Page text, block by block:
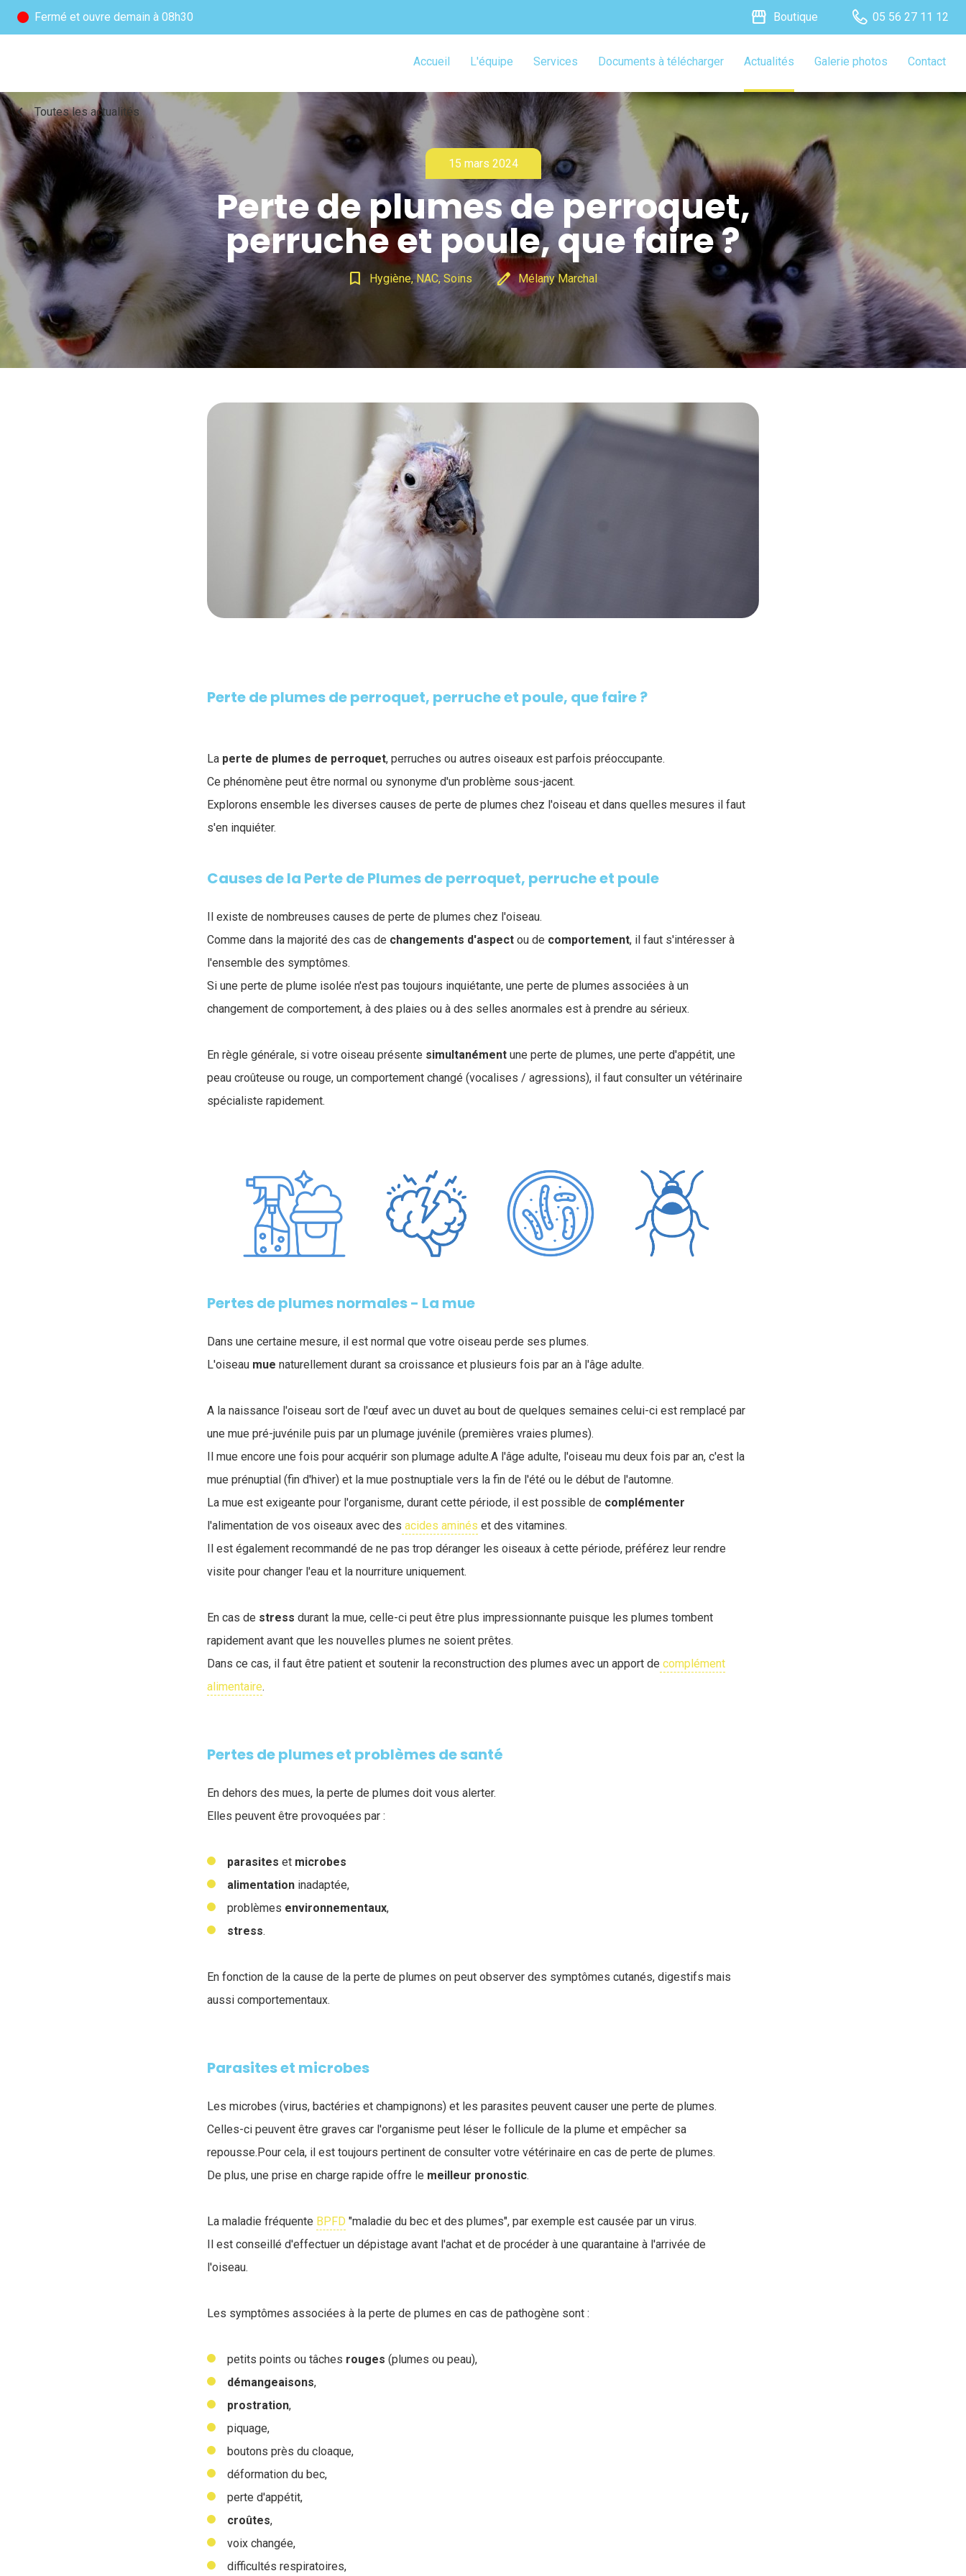
Fermé et ouvre demain à 08h30 storefront Boutique 05 56 27 11 12
Accueil L'équipe Services Documents à télécharger Actualités Galerie photos Contact
chevron_left Toutes les actualités
15 mars 2024
Perte de plumes de perroquet,
perruche et poule, que faire ?
bookmark_border Hygiène, NAC, Soins edit Mélany Marchal
Perte de plumes de perroquet, perruche et poule, que faire ?
La perte de plumes de perroquet, perruches ou autres oiseaux est parfois préoccupante.
Ce phénomène peut être normal ou synonyme d'un problème sous-jacent.
Explorons ensemble les diverses causes de perte de plumes chez l'oiseau et dans quelles mesures il faut
s'en inquiéter.
Causes de la Perte de Plumes de perroquet, perruche et poule
Il existe de nombreuses causes de perte de plumes chez l'oiseau.
Comme dans la majorité des cas de changements d'aspect ou de comportement, il faut s'intéresser à
l'ensemble des symptômes.
Si une perte de plume isolée n'est pas toujours inquiétante, une perte de plumes associées à un
changement de comportement, à des plaies ou à des selles anormales est à prendre au sérieux.
En règle générale, si votre oiseau présente simultanément une perte de plumes, une perte d'appétit, une
peau croûteuse ou rouge, un comportement changé (vocalises / agressions), il faut consulter un vétérinaire
spécialiste rapidement.
Pertes de plumes normales - La mue
Dans une certaine mesure, il est normal que votre oiseau perde ses plumes.
L'oiseau mue naturellement durant sa croissance et plusieurs fois par an à l'âge adulte.
A la naissance l'oiseau sort de l'œuf avec un duvet au bout de quelques semaines celui-ci est remplacé par
une mue pré-juvénile puis par un plumage juvénile (premières vraies plumes).
Il mue encore une fois pour acquérir son plumage adulte.A l'âge adulte, l'oiseau mu deux fois par an, c'est la
mue prénuptial (fin d'hiver) et la mue postnuptiale vers la fin de l'été ou le début de l'automne.
La mue est exigeante pour l'organisme, durant cette période, il est possible de complémenter
l'alimentation de vos oiseaux avec des acides aminés et des vitamines.
Il est également recommandé de ne pas trop déranger les oiseaux à cette période, préférez leur rendre
visite pour changer l'eau et la nourriture uniquement.
En cas de stress durant la mue, celle-ci peut être plus impressionnante puisque les plumes tombent
rapidement avant que les nouvelles plumes ne soient prêtes.
Dans ce cas, il faut être patient et soutenir la reconstruction des plumes avec un apport de complément
alimentaire.
Pertes de plumes et problèmes de santé
En dehors des mues, la perte de plumes doit vous alerter.
Elles peuvent être provoquées par :
parasites et microbes
alimentation inadaptée,
problèmes environnementaux,
stress.
En fonction de la cause de la perte de plumes on peut observer des symptômes cutanés, digestifs mais
aussi comportementaux.
Parasites et microbes
Les microbes (virus, bactéries et champignons) et les parasites peuvent causer une perte de plumes.
Celles-ci peuvent être graves car l'organisme peut léser le follicule de la plume et empêcher sa
repousse.Pour cela, il est toujours pertinent de consulter votre vétérinaire en cas de perte de plumes.
De plus, une prise en charge rapide offre le meilleur pronostic.
La maladie fréquente BPFD "maladie du bec et des plumes", par exemple est causée par un virus.
Il est conseillé d'effectuer un dépistage avant l'achat et de procéder à une quarantaine à l'arrivée de
l'oiseau.
Les symptômes associées à la perte de plumes en cas de pathogène sont :
petits points ou tâches rouges (plumes ou peau),
démangeaisons,
prostration,
piquage,
boutons près du cloaque,
déformation du bec,
perte d'appétit,
croûtes,
voix changée,
difficultés respiratoires,